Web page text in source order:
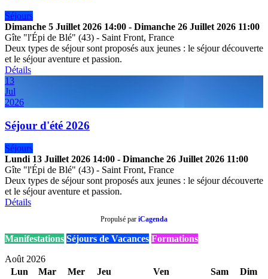
Séjours
Dimanche 5 Juillet 2026 14:00 - Dimanche 26 Juillet 2026 11:00
Gîte "l'Épi de Blé" (43) - Saint Front, France
Deux types de séjour sont proposés aux jeunes : le séjour découverte
et le séjour aventure et passion.
Détails
13
Jul
2026
Séjour d'été 2026
Séjours
Lundi 13 Juillet 2026 14:00 - Dimanche 26 Juillet 2026 11:00
Gîte "l'Épi de Blé" (43) - Saint Front, France
Deux types de séjour sont proposés aux jeunes : le séjour découverte
et le séjour aventure et passion.
Détails
Propulsé par iCagenda
Manifestations Séjours de Vacances Formations
Août 2026
Lun
Mar Mer Jeu Ven Sam
Dim